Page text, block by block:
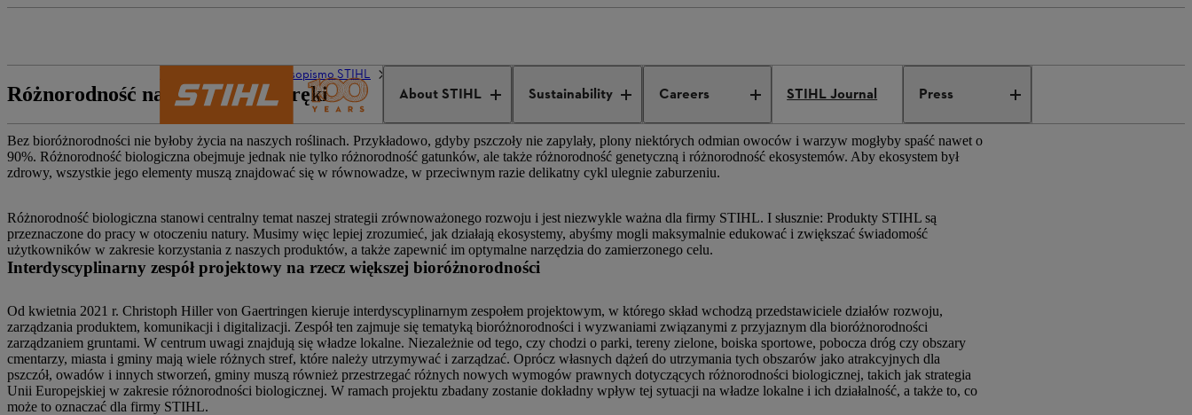
About STIHL Sustainability Careers STIHL Journal Press
Czasopismo STIHL
Różnorodność na wyciągnięcie ręki
Bez bioróżnorodności nie byłoby życia na naszych roślinach. Przykładowo, gdyby pszczoły nie zapylały, plony niektórych odmian owoców i warzyw mogłyby spaść nawet o
90%. Różnorodność biologiczna obejmuje jednak nie tylko różnorodność gatunków, ale także różnorodność genetyczną i różnorodność ekosystemów. Aby ekosystem był
zdrowy, wszystkie jego elementy muszą znajdować się w równowadze, w przeciwnym razie delikatny cykl ulegnie zaburzeniu.
Różnorodność biologiczna stanowi centralny temat naszej strategii zrównoważonego rozwoju i jest niezwykle ważna dla firmy STIHL. I słusznie: Produkty STIHL są
przeznaczone do pracy w otoczeniu natury. Musimy więc lepiej zrozumieć, jak działają ekosystemy, abyśmy mogli maksymalnie edukować i zwiększać świadomość
użytkowników w zakresie korzystania z naszych produktów, a także zapewnić im optymalne narzędzia do zamierzonego celu.
Interdyscyplinarny zespół projektowy na rzecz większej bioróżnorodności
Od kwietnia 2021 r. Christoph Hiller von Gaertringen kieruje interdyscyplinarnym zespołem projektowym, w którego skład wchodzą przedstawiciele działów rozwoju,
zarządzania produktem, komunikacji i digitalizacji. Zespół ten zajmuje się tematyką bioróżnorodności i wyzwaniami związanymi z przyjaznym dla bioróżnorodności
zarządzaniem gruntami. W centrum uwagi znajdują się władze lokalne. Niezależnie od tego, czy chodzi o parki, tereny zielone, boiska sportowe, pobocza dróg czy obszary
cmentarzy, miasta i gminy mają wiele różnych stref, które należy utrzymywać i zarządzać. Oprócz własnych dążeń do utrzymania tych obszarów jako atrakcyjnych dla
pszczół, owadów i innych stworzeń, gminy muszą również przestrzegać różnych nowych wymogów prawnych dotyczących różnorodności biologicznej, takich jak strategia
Unii Europejskiej w zakresie różnorodności biologicznej. W ramach projektu zbadany zostanie dokładny wpływ tej sytuacji na władze lokalne i ich działalność, a także to, co
może to oznaczać dla firmy STIHL.